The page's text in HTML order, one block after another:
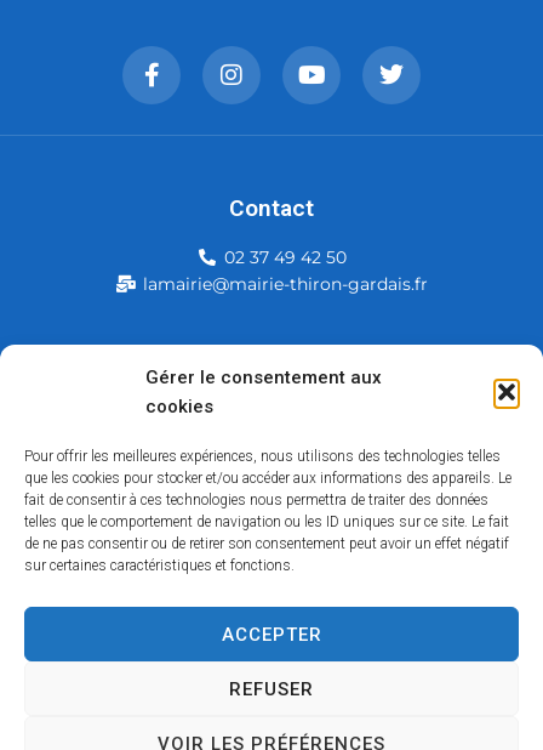
Gérer le consentement aux
cookies
Pour offrir les meilleures expériences, nous utilisons des technologies telles
que les cookies pour stocker et/ou accéder aux informations des appareils. Le
fait de consentir à ces technologies nous permettra de traiter des données
telles que le comportement de navigation ou les ID uniques sur ce site. Le fait
de ne pas consentir ou de retirer son consentement peut avoir un effet négatif
sur certaines caractéristiques et fonctions.
ACCEPTER
REFUSER
VOIR LES PRÉFÉRENCES
Mairie de Thiron-Gardais
28480 Thiron-Gardais
Contact
02 37 49 42 50
lamairie@mairie-thiron-gardais.fr
Traitement de données personnelles
Copyright © 2026 – Tous droits réservés